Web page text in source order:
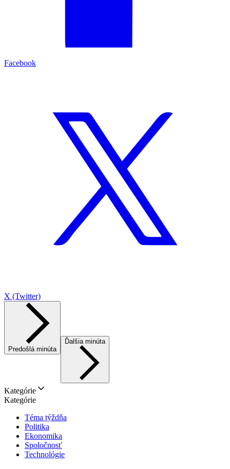
Facebook
X (Twitter)
Predošlá minúta
Ďalšia minúta
Kategórie
Kategórie
Téma týždňa
Politika
Ekonomika
Spoločnosť
Technológie